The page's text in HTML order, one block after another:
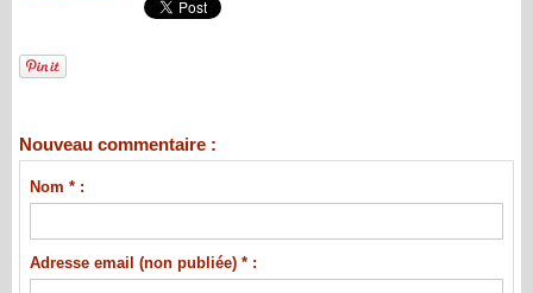
Nouveau commentaire :
Nom * :
Adresse email (non publiée) * :